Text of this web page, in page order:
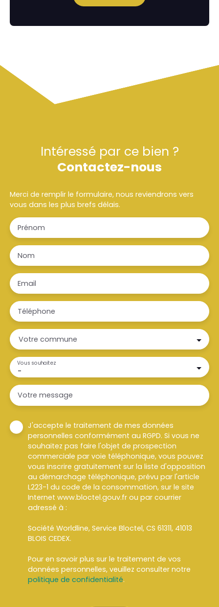
Intéressé par ce bien ?
Contactez-nous
Merci de remplir le formulaire, nous reviendrons vers
vous dans les plus brefs délais.
Prénom
Nom
Email
Téléphone
Votre commune
-
Vous souhaitez
Votre message
J'accepte le traitement de mes données
personnelles conformément au RGPD. Si vous ne
souhaitez pas faire l'objet de prospection
commerciale par voie téléphonique, vous pouvez
vous inscrire gratuitement sur la liste d'opposition
au démarchage téléphonique, prévu par l'article
L223-1 du code de la consommation, sur le site
Internet www.bloctel.gouv.fr ou par courrier
adressé à :
Société Worldline, Service Bloctel, CS 61311, 41013
BLOIS CEDEX.
Pour en savoir plus sur le traitement de vos
données personnelles, veuillez consulter notre
politique de confidentialité.